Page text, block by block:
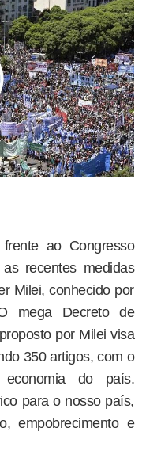
ao Congresso
recentes medidas
Milei, conhecido por
mega Decreto de
por Milei visa
350 artigos, com o
do país.
para o nosso país,
empobrecimento e